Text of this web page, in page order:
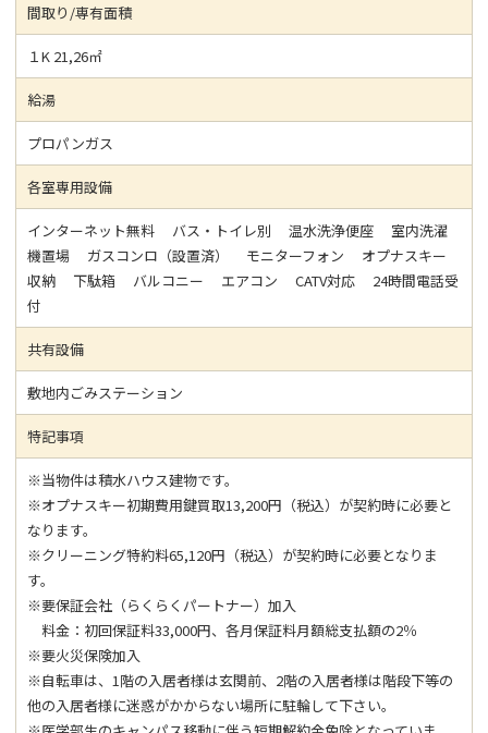
間取り/専有面積
１K 21,26㎡
給湯
プロパンガス
各室専用設備
インターネット無料 バス・トイレ別 温水洗浄便座 室内洗濯
機置場 ガスコンロ（設置済） モニターフォン オプナスキー
収納 下駄箱 バルコニー エアコン CATV対応 24時間電話受
付
共有設備
敷地内ごみステーション
特記事項
※当物件は積水ハウス建物です。
※オプナスキー初期費用鍵買取13,200円（税込）が契約時に必要と
なります。
※クリーニング特約料65,120円（税込）が契約時に必要となりま
す。
※要保証会社（らくらくパートナー）加入
料金：初回保証料33,000円、各月保証料月額総支払額の2％
※要火災保険加入
※自転車は、1階の入居者様は玄関前、2階の入居者様は階段下等の
他の入居者様に迷惑がかからない場所に駐輪して下さい。